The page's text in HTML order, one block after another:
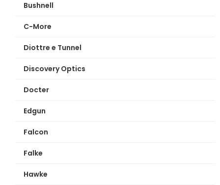
Bushnell
C-More
Diottre e Tunnel
Discovery Optics
Docter
Edgun
Falcon
Falke
Hawke